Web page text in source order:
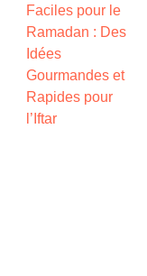
Faciles pour le
Ramadan : Des
Idées
Gourmandes et
Rapides pour
l’Iftar